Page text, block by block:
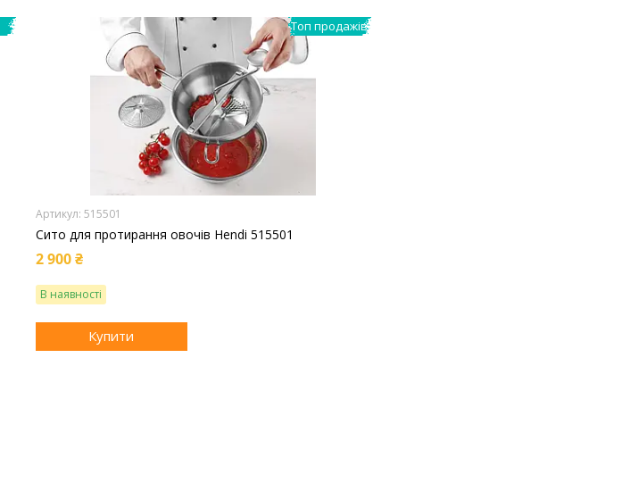
Топ продажів
515501
Сито для протирання овочів Hendi 515501
2 900 ₴
В наявності
Купити